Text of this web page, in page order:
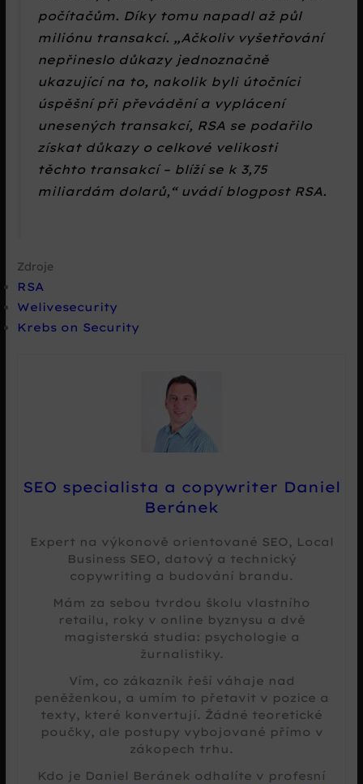
počítačům. Díky tomu napadl až půl
miliónu transakcí.
Ačkoliv vyšetřování
nepřineslo důkazy jednoznačně
ukazující na to, nakolik byli útočníci
úspěšní při převádění a vyplácení
unesených transakcí, RSA se podařilo
získat důkazy o celkové velikosti
těchto transakcí – blíží se k 3,75
miliardám dolarů, uvádí blogpost RSA.
Zdroje
RSA
Welivesecurity
Krebs on Security
SEO specialista a copywriter Daniel
Beránek
Expert na výkonově orientované SEO, Local
Business SEO, datový a technický
copywriting a budování brandu.
Mám za sebou tvrdou školu vlastního
retailu, roky v online byznysu a dvě
magisterská studia: psychologie a
žurnalistiky.
Vím, co zákazník řeší váhaje nad
peněženkou, a umím to přetavit v pozice a
texty, které konvertují. Žádné teoretické
poučky, ale postupy vybojované přímo v
zákopech trhu.
Kdo je Daniel Beránek odhalíte v profesní